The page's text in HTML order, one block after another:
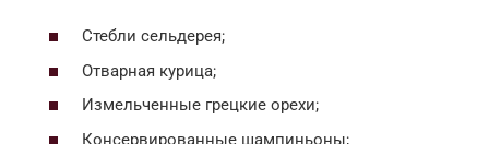
Стебли сельдерея;
Отварная курица;
Измельченные грецкие орехи;
Консервированные шампиньоны;